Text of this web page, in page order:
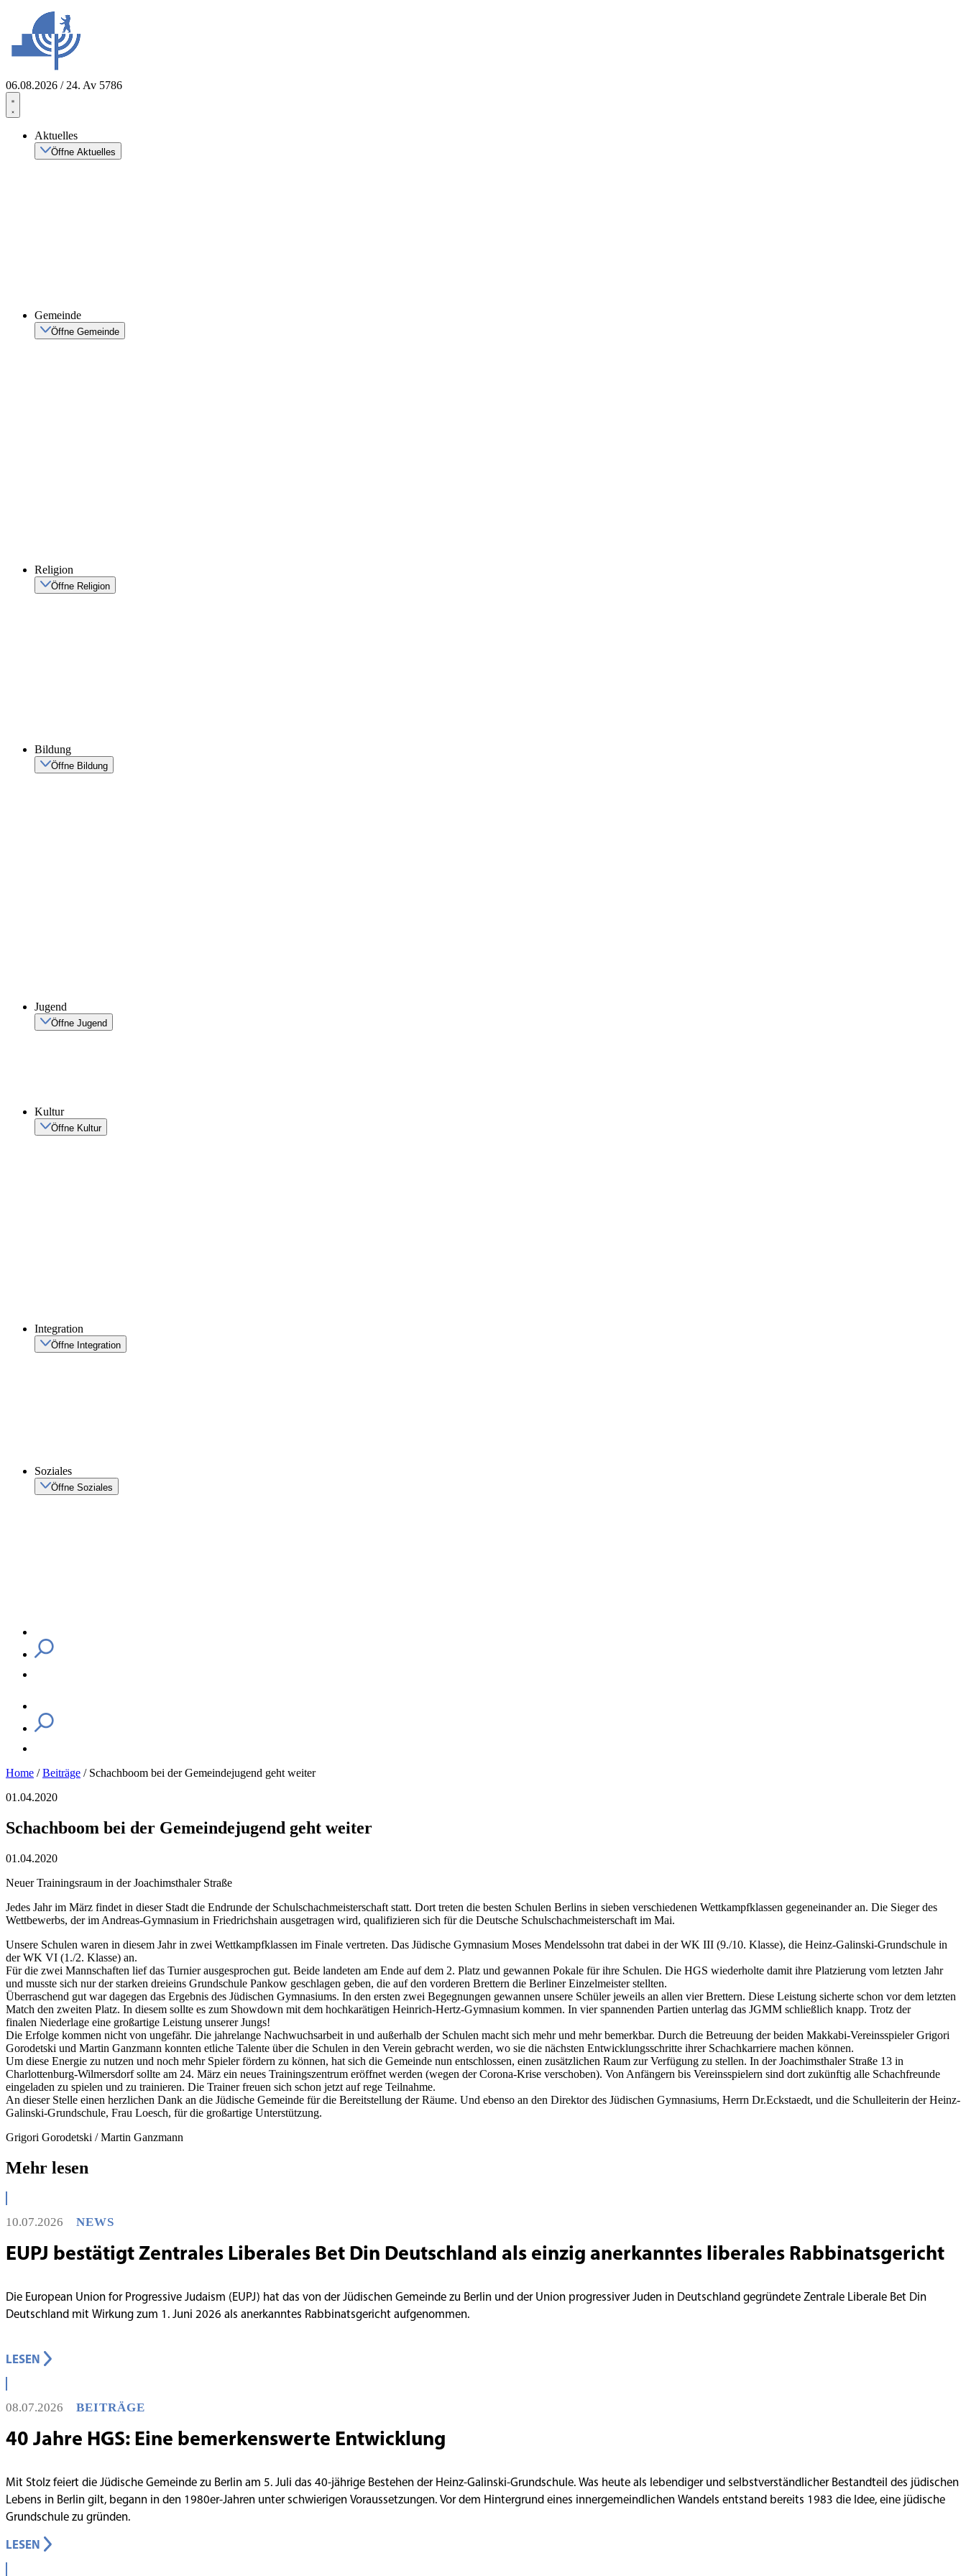
springen
06.08.2026 / 24. Av 5786
Aktuelles
Öffne Aktuelles
Gemeinde
Öffne Gemeinde
Religion
Öffne Religion
Bildung
Öffne Bildung
Jugend
Öffne Jugend
Kultur
Öffne Kultur
Integration
Öffne Integration
Soziales
Öffne Soziales
Home /Beiträge / Schachboom bei der Gemeindejugend geht weiter
01.04.2020
Schachboom bei der Gemeindejugend geht weiter
01.04.2020
Neuer Trainingsraum in der Joachimsthaler Straße
Jedes Jahr im März findet in dieser Stadt die Endrunde der Schulschachmeisterschaft statt. Dort treten die besten Schulen Berlins in sieben verschiedenen Wettkampfklassen gegeneinander an. Die Sieger des
Wettbewerbs, der im Andreas-Gymnasium in Friedrichshain ausgetragen wird, qualifizieren sich für die Deutsche Schulschachmeisterschaft im Mai.
Unsere Schulen waren in diesem Jahr in zwei Wettkampfklassen im Finale vertreten. Das Jüdische Gymnasium Moses Mendelssohn trat dabei in der WK III (9./10. Klasse), die Heinz-Galinski-Grundschule in
der WK VI (1./2. Klasse) an.
Für die zwei Mannschaften lief das Turnier ausgesprochen gut. Beide landeten am Ende auf dem 2. Platz und gewannen Pokale für ihre Schulen. Die HGS wiederholte damit ihre Platzierung vom letzten Jahr
und musste sich nur der starken dreieins Grundschule Pankow geschlagen geben, die auf den vorderen Brettern die Berliner Einzelmeister stellten.
Überraschend gut war dagegen das Ergebnis des Jüdischen Gymnasiums. In den ersten zwei Begegnungen gewannen unsere Schüler jeweils an allen vier Brettern. Diese Leistung sicherte schon vor dem letzten
Match den zweiten Platz. In diesem sollte es zum Showdown mit dem hochkarätigen Heinrich-Hertz-Gymnasium kommen. In vier spannenden Partien unterlag das JGMM schließlich knapp. Trotz der
finalen Niederlage eine großartige Leistung unserer Jungs!
Die Erfolge kommen nicht von ungefähr. Die jahrelange Nachwuchsarbeit in und außerhalb der Schulen macht sich mehr und mehr bemerkbar. Durch die Betreuung der beiden Makkabi-Vereinsspieler Grigori
Gorodetski und Martin Ganzmann konnten etliche Talente über die Schulen in den Verein gebracht werden, wo sie die nächsten Entwicklungsschritte ihrer Schachkarriere machen können.
Um diese Energie zu nutzen und noch mehr Spieler fördern zu können, hat sich die Gemeinde nun entschlossen, einen zusätzlichen Raum zur Verfügung zu stellen. In der Joachimsthaler Straße 13 in
Charlottenburg-Wilmersdorf sollte am 24. März ein neues Trainingszentrum eröffnet werden (wegen der Corona-Krise verschoben). Von Anfängern bis Vereinsspielern sind dort zukünftig alle Schachfreunde
eingeladen zu spielen und zu trainieren. Die Trainer freuen sich schon jetzt auf rege Teilnahme.
An dieser Stelle einen herzlichen Dank an die Jüdische Gemeinde für die Bereitstellung der Räume. Und ebenso an den Direktor des Jüdischen Gymnasiums, Herrn Dr.Eckstaedt, und die Schulleiterin der Heinz-
Galinski-Grundschule, Frau Loesch, für die großartige Unterstützung.
Grigori Gorodetski / Martin Ganzmann
Mehr lesen
10.07.2026 NEWS
EUPJ bestätigt Zentrales Liberales Bet Din Deutschland als einzig anerkanntes liberales Rabbinatsgericht
Die European Union for Progressive Judaism (EUPJ) hat das von der Jüdischen Gemeinde zu Berlin und der Union progressiver Juden in Deutschland gegründete Zentrale Liberale Bet Din
Deutschland mit Wirkung zum 1. Juni 2026 als anerkanntes Rabbinatsgericht aufgenommen.
LESEN
08.07.2026 BEITRÄGE
40 Jahre HGS: Eine bemerkenswerte Entwicklung
Mit Stolz feiert die Jüdische Gemeinde zu Berlin am 5. Juli das 40-jährige Bestehen der Heinz-Galinski-Grundschule. Was heute als lebendiger und selbstverständlicher Bestandteil des jüdischen
Lebens in Berlin gilt, begann in den 1980er-Jahren unter schwierigen Voraussetzungen. Vor dem Hintergrund eines innergemeindlichen Wandels entstand bereits 1983 die Idee, eine jüdische
Grundschule zu gründen.
LESEN